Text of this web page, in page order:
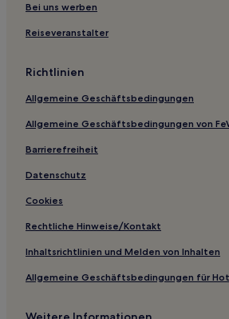
Bei uns werben
Reiseveranstalter
Richtlinien
Allgemeine Geschäftsbedingungen
Allgemeine Geschäftsbedingungen von
Barrierefreiheit
Datenschutz
Cookies
Rechtliche Hinweise/Kontakt
Inhaltsrichtlinien und Melden von Inhalten
Allgemeine Geschäftsbedingungen für